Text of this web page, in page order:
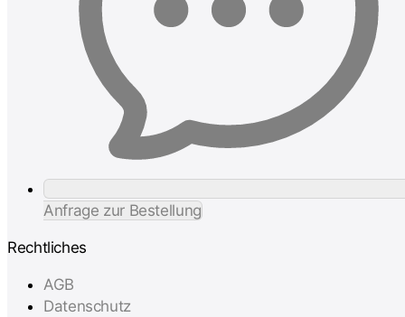
Anfrage zur Bestellung
Rechtliches
AGB
Datenschutz